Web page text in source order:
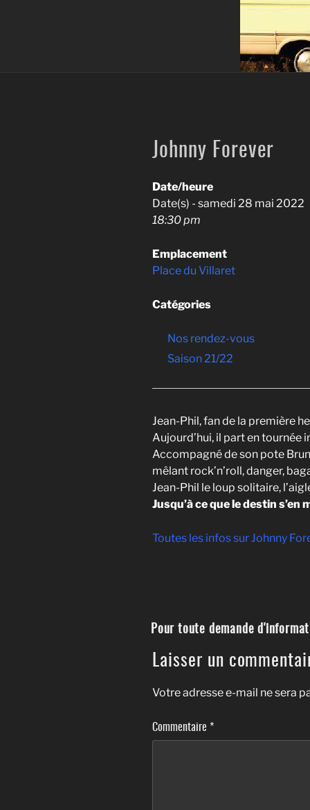
Johnny Forever
Date/heure
Date(s) - samedi 28 mai 2022
18:30 pm
Emplacement
Place du Villaret
Catégories
Nos rendez-vous
Saison 21/22
Jean-Phil, fan de la première
Aujourd’hui, il part en tournée
Accompagné de son pote
mêlant rock’n’roll, danger,
Jean-Phil le loup solitaire,
Jusqu’à ce que le destin s’en
Toutes les infos sur Johnny
Pour toute demande
Laisser un
Votre adresse e-mail ne sera
Commentaire *